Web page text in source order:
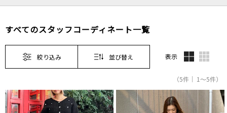
すべてのスタッフコーディネート一覧
絞り込み 並び替え 表示
（5件｜ 1～5件）